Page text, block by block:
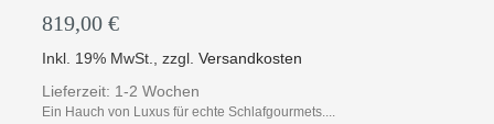
819,00 €
Inkl. 19% MwSt. ,zzgl.Versandkosten
Lieferzeit: 1-2 Wochen
Ein Hauch von Luxus für echte Schlafgourmets....